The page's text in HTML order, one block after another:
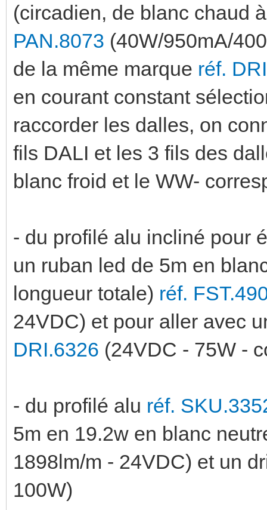
(circadien, de blanc chaud
PAN.8073 (40W/950mA/
de la même marque réf.
en courant constant
raccorder les dalles, on
fils DALI et les 3 fils des
blanc froid et le WW-
- du profilé alu incliné pour
un ruban led de 5m en
longueur totale) réf.
24VDC) et pour aller avec
DRI.6326 (24VDC - 75W -
- du profilé alu réf.
5m en 19.2w en blanc
1898lm/m - 24VDC) et un
100W)